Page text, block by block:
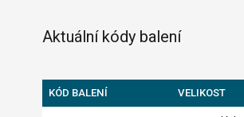
Aktuální kódy balení
KÓD BALENÍ VELIKOST